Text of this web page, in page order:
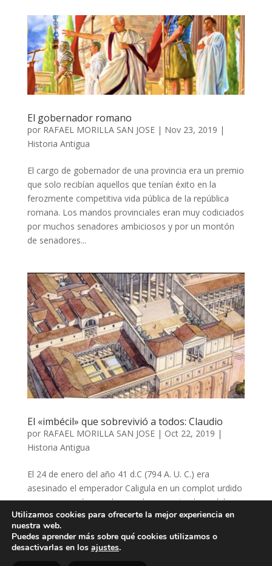
El gobernador romano
por RAFAEL MORILLA SAN JOSE| Nov 23, 2019 |
Historia Antigua
El cargo de gobernador de una provincia era un premio
que solo recibían aquellos que tenían éxito en la
ferozmente competitiva vida pública de la república
romana. Los mandos provinciales eran muy codiciados
por muchos senadores ambiciosos y por un montón
de senadores...
El «imbécil» que sobrevivió a todos: Claudio
por RAFAEL MORILLA SAN JOSE| Oct 22, 2019 |
Historia Antigua
El 24 de enero del año 41 d.C (794 A. U. C.) era
asesinado el emperador Caligula en un complot urdido
por un gran número de senadores y miembros del
ejército, asustados y cansados, a partes iguales, de
sus extravagancias y de su régimen de violencia y
terror...
Utilizamos cookies para ofrecerte la mejor experiencia en
nuestra web.
Puedes aprender más sobre qué cookies utilizamos o
desactivarlas en los ajustes.